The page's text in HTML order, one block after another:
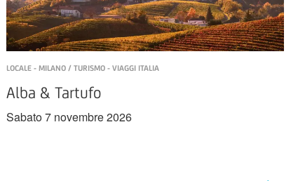
LOCALE - MILANO / TURISMO - VIAGGI ITALIA
Alba & Tartufo
Sabato 7 novembre 2026